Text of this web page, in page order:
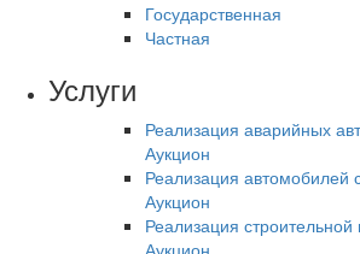
Государственная
Частная
Услуги
Реализация аварийных
Аукцион
Реализация автомобилей
Аукцион
Реализация строительной